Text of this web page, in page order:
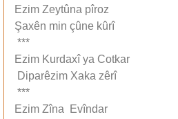
Ezim Zeytûna pîroz
Şaxên min çûne kûrî
***
Ezim Kurdaxî ya Cotkar
Diparêzim Xaka zêrî
***
Ezim Zîna Evîndar